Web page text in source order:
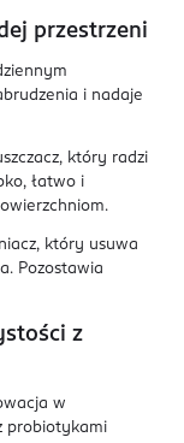
przestrzeni
i nadaje
który radzi
łatwo i
który usuwa
Pozostawia
z
w
probiotykami